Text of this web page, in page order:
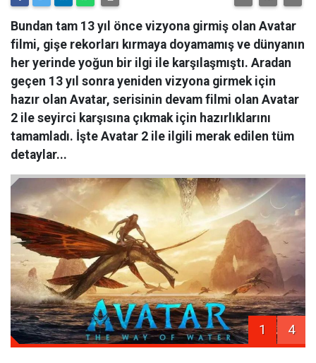
Bundan tam 13 yıl önce vizyona girmiş olan Avatar
filmi, gişe rekorları kırmaya doyamamış ve dünyanın
her yerinde yoğun bir ilgi ile karşılaşmıştı. Aradan
geçen 13 yıl sonra yeniden vizyona girmek için
hazır olan Avatar, serisinin devam filmi olan Avatar
2 ile seyirci karşısına çıkmak için hazırlıklarını
tamamladı. İşte Avatar 2 ile ilgili merak edilen tüm
detaylar...
1 4